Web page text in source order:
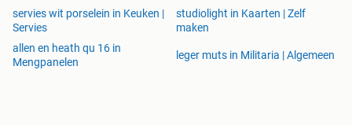
servies wit porselein in Keuken |
Servies
studiolight in Kaarten | Zelf
maken
allen en heath qu 16 in
Mengpanelen
leger muts in Militaria | Algemeen